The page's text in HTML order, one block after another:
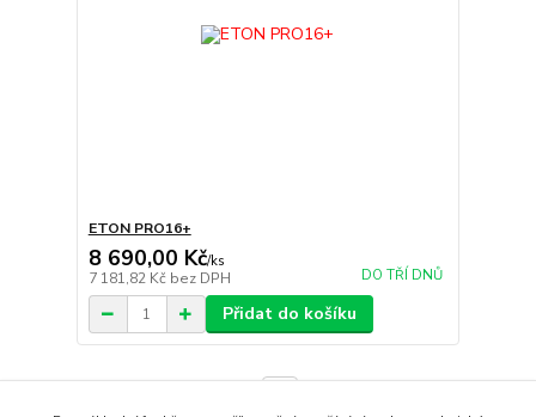
ETON PRO16+
8 690,00 Kč/ks
7 181,82 Kč bez DPH DO TŘÍ DNŮ
Přidat do košíku